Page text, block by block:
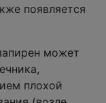
появляется
может
плохой